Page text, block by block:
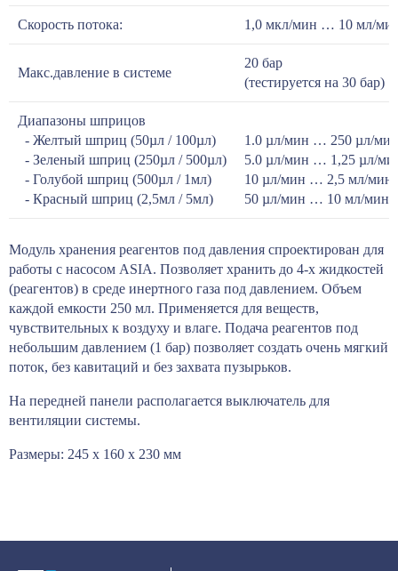
Скорость потока: 1,0 мкл/мин … 10 мл/
Макс.давление в системе
20 бар
(тестируется на 30 бар)
Диапазоны шприцов
- Желтый шприц (50µл / 100µл)
- Зеленый шприц (250µл / 500µл)
- Голубой шприц (500µл / 1мл)
- Красный шприц (2,5мл / 5мл)
1.0 µл/мин … 250 µл/мин
5.0 µл/мин … 1,25 µл/
10 µл/мин … 2,5 мл/мин
50 µл/мин … 10 мл/мин
Модуль хранения реагентов под давления спроектирован для
работы с насосом ASIA. Позволяет хранить до 4-х жидкостей
(реагентов) в среде инертного газа под давлением. Объем
каждой емкости 250 мл. Применяется для веществ,
чувствительных к воздуху и влаге. Подача реагентов под
небольшим давлением (1 бар) позволяет создать очень мягкий
поток, без кавитаций и без захвата пузырьков.
На передней панели располагается выключатель для
вентиляции системы.
Размеры: 245 х 160 х 230 мм